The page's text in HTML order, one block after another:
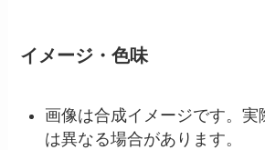
イメージ・色味
画像は合成イメージです。実
は異なる場合があります。